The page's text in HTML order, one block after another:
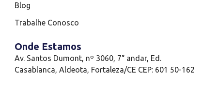
Blog
Trabalhe Conosco
Onde Estamos
Av. Santos Dumont, nº 3060, 7° andar, Ed.
Casablanca, Aldeota, Fortaleza/CE CEP: 601 50-162